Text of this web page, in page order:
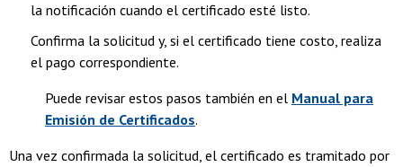
la notificación cuando el certificado esté listo.
Confirma la solicitud y, si el certificado tiene costo, realiza
el pago correspondiente.
Puede revisar estos pasos también en el Manual para
Emisión de Certificados.
Una vez confirmada la solicitud, el certificado es tramitado por